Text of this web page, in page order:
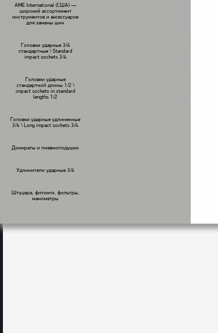
AME International (США) —
широкий ассортимент
инструментов и аксессуаров
для замены шин
Головки ударные 3/4
стандартные \ Standard
impact sockets 3/4
Головки ударные
стандартной длины 1/2 \
impact sockets in standard
lengths 1/2
Головки ударные удлиненные
3/4 \ Long impact sockets 3/4
Домкраты и пневмоподушки
Удлинители ударные 3/4
Штуцера, фитинги, фильтры,
манометры
В наличии